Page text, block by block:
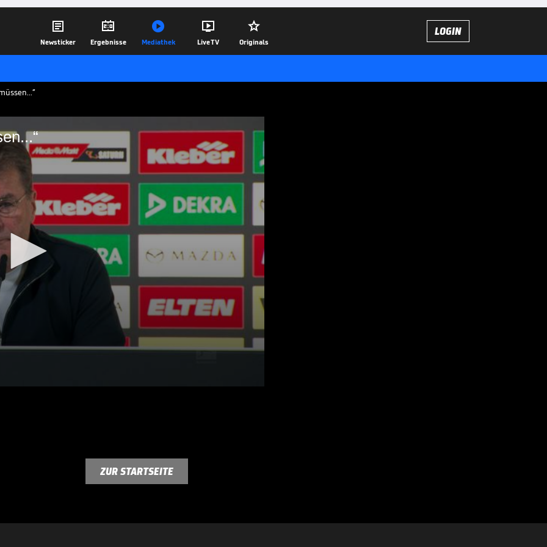

Newsticker

Ergebnisse

Mediathek

Live TV

Originals
LOGIN
müssen...“
trennen sich im Hinspiel der
sich wenig überrascht vom
22.05.26
ZUR STARTSEITE